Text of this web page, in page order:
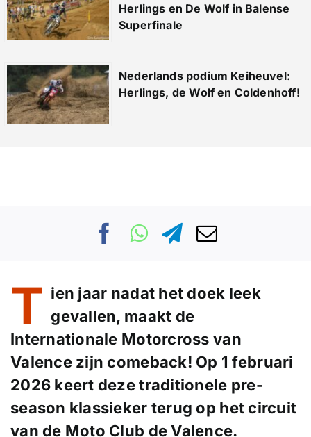
Herlings en De Wolf in Balense
Superfinale
Nederlands podium Keiheuvel:
Herlings, de Wolf en Coldenhoff!
T ien jaar nadat het doek leek
gevallen, maakt de
Internationale Motorcross van
Valence zijn comeback! Op 1 februari
2026 keert deze traditionele pre-
season klassieker terug op het circuit
van de Moto Club de Valence.